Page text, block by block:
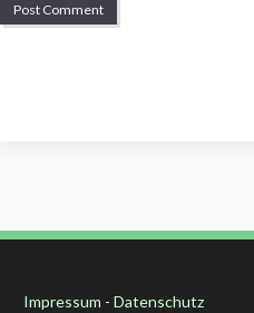
Impressum - Datenschutz